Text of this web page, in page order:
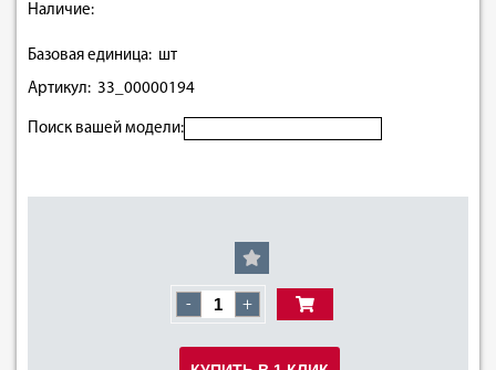
Наличие:
Базовая единица: шт
Артикул: 33_00000194
Поиск вашей модели:
- +